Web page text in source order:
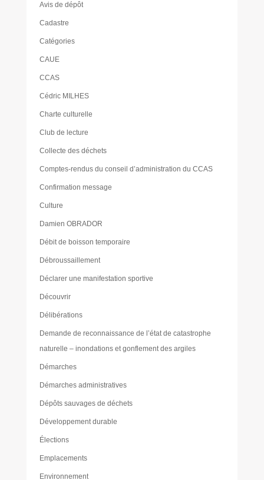
Avis de dépôt
Cadastre
Catégories
CAUE
CCAS
Cédric MILHES
Charte culturelle
Club de lecture
Collecte des déchets
Comptes-rendus du conseil d’administration du CCAS
Confirmation message
Culture
Damien OBRADOR
Débit de boisson temporaire
Débroussaillement
Déclarer une manifestation sportive
Découvrir
Délibérations
Demande de reconnaissance de l’état de catastrophe
naturelle – inondations et gonflement des argiles
Démarches
Démarches administratives
Dépôts sauvages de déchets
Développement durable
Élections
Emplacements
Environnement